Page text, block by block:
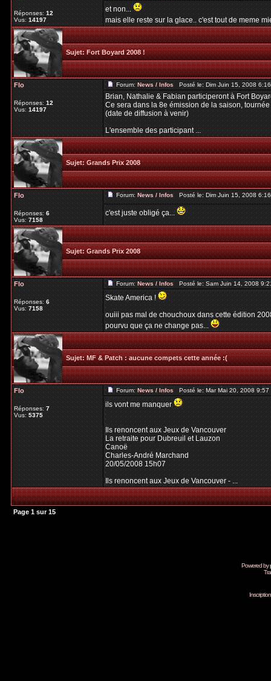
Réponses:12
Vus:14197
et non...
mais elle reste sur la glace.. c'est tout de meme
Sujet:Fort Boyard 2008 !
Flo
Réponses:12
Vus:14197
Forum:News / InfosPosté le: Dim Juin 15, 2008
Brian, Nathalie & Fabian participeront à Fort
Ce sera dans la 8e émission de la saison,
(date de diffusion à venir)
L'ensemble des participant ...
Sujet:Grands Prix 2008
Flo
Réponses:6
Vus:7158
Forum:News / InfosPosté le: Dim Juin 15, 2008
c'est juste obligé ça...
Sujet:Grands Prix 2008
Flo
Réponses:6
Vus:7158
Forum:News / InfosPosté le: Sam Juin 14, 2008
Skate America !
ouiii pas mal de chouchoux dans cette édition
pourvu que ça ne change pas...
Sujet:MF & Patch : aucune compets cette année :(
Flo
Réponses:7
Vus:5375
Forum:News / InfosPosté le: Mar Mai 20, 2008
ils vont me manquer
Ils renoncent aux Jeux de Vancouver
La retraite pour Dubreuil et Lauzon
Canoë
Charles-André Marchand
20/05/2008 15h07
Ils renoncent aux Jeux de Vancouver - ...
Page 1 sur15
Powered by